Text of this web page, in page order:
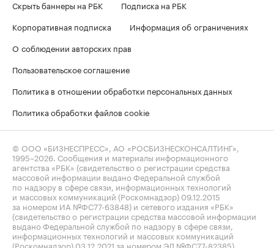
Скрыть баннеры на РБК
Подписка на РБК
Корпоративная подписка
Информация об ограничениях
О соблюдении авторских прав
Пользовательское соглашение
Политика в отношении обработки персональных данных
Политика обработки файлов cookie
© ООО «БИЗНЕСПРЕСС», АО «РОСБИЗНЕСКОНСАЛТИНГ»,
1995–2026 . Сообщения и материалы информационного
агентства «РБК» (свидетельство о регистрации средства
массовой информации выдано Федеральной службой
по надзору в сфере связи, информационных технологий
и массовых коммуникаций (Роскомнадзор) 09.12.2015
за номером ИА №ФС77-63848) и сетевого издания «РБК»
(свидетельство о регистрации средства массовой информации
выдано Федеральной службой по надзору в сфере связи,
информационных технологий и массовых коммуникаций
(Роскомнадзор) 03.12.2021 за номером ЭЛ №ФС77-82385)